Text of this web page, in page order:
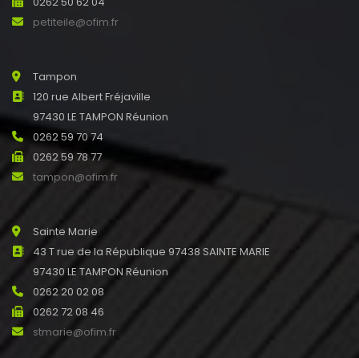
petiteile@ofim.fr
Tampon
120 rue Albert Fréjaville
97430 LE TAMPON Réunion
0262 59 70 74
0262 59 78 77
tampon@ofim.fr
Sainte Marie
43 T rue de la République 97438 SAINTE MARIE
97430 LE TAMPON Réunion
0262 20 02 08
0262 72 08 46
stmarie@ofim.fr